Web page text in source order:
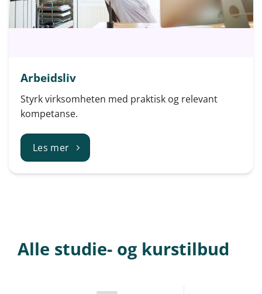
Arbeidsliv
Styrk virksomheten med praktisk og relevant
kompetanse.
Les mer
Alle studie- og kurstilbud